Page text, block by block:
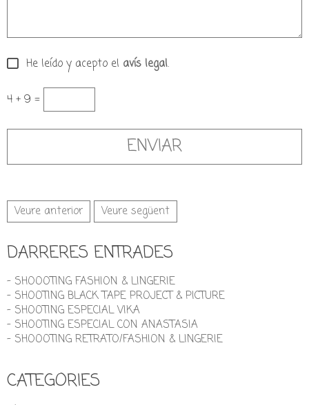
He leído y acepto el avís legal.
4 + 9 =
Veure anterior Veure següent
DARRERES ENTRADES
- SHOOOTING FASHION & LINGERIE
- SHOOTING BLACK TAPE PROJECT & PICTURE
- SHOOTING ESPECIAL VIKA
- SHOOTING ESPECIAL CON ANASTASIA
- SHOOOTING RETRATO/FASHION & LINGERIE
CATEGORIES